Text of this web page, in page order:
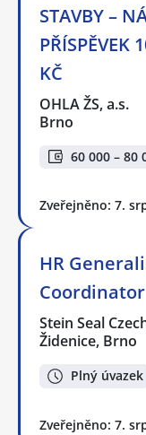
STAVBY –
PŘÍSPĚVEK
KČ
OHLA ŽS, a.s.
Brno
60 000 – 80
Zveřejněno: 7.
HR
Coordinator
Stein Seal
Židenice, Brno
Plný úvazek
Zveřejněno: 7.